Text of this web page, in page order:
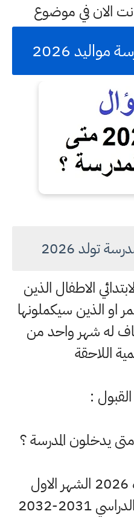
الان في موضوع
2026
تولد 2026
الاطفال الذين
او الذين سيكملونها
له شهر واحد من
اللاحقة
:
2032